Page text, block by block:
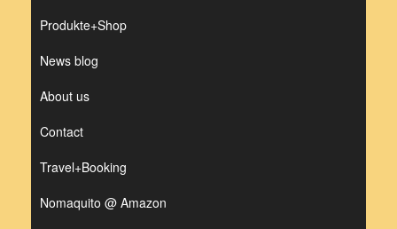
Produkte+Shop
News blog
About us
Contact
Travel+Booking
Nomaquito @ Amazon